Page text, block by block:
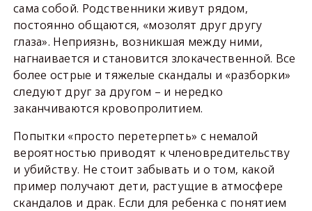
сама собой. Родственники живут рядом,
постоянно общаются, «мозолят друг другу
глаза». Неприязнь, возникшая между ними,
нагнаивается и становится злокачественной. Все
более острые и тяжелые скандалы и «разборки»
следуют друг за другом – и нередко
заканчиваются кровопролитием.
Попытки «просто перетерпеть» с немалой
вероятностью приводят к членовредительству
и убийству. Не стоит забывать и о том, какой
пример получают дети, растущие в атмосфере
скандалов и драк. Если для ребенка с понятием